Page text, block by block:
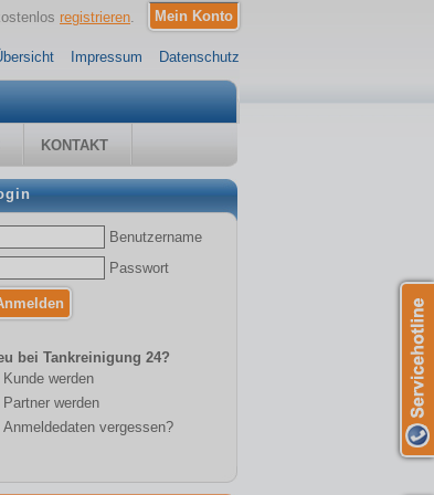
registrieren
Impressum Datenschutz
KONTAKT
Benutzername
Passwort
bei Tankreinigung 24?
Kunde werden
Partner werden
Anmeldedaten vergessen?